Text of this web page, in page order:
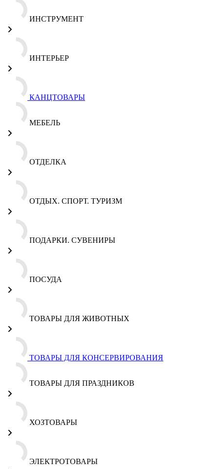
ИНСТРУМЕНТ
ИНТЕРЬЕР
КАНЦТОВАРЫ
МЕБЕЛЬ
ОТДЕЛКА
ОТДЫХ. СПОРТ. ТУРИЗМ
ПОДАРКИ. СУВЕНИРЫ
ПОСУДА
ТОВАРЫ ДЛЯ ЖИВОТНЫХ
ТОВАРЫ ДЛЯ КОНСЕРВИРОВАНИЯ
ТОВАРЫ ДЛЯ ПРАЗДНИКОВ
ХОЗТОВАРЫ
ЭЛЕКТРОТОВАРЫ